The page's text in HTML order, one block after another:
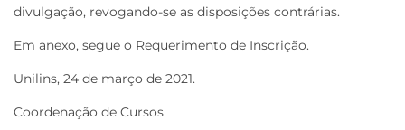
divulgação, revogando-se as disposições contrárias.
Em anexo, segue o Requerimento de Inscrição.
Unilins, 24 de março de 2021.
Coordenação de Cursos